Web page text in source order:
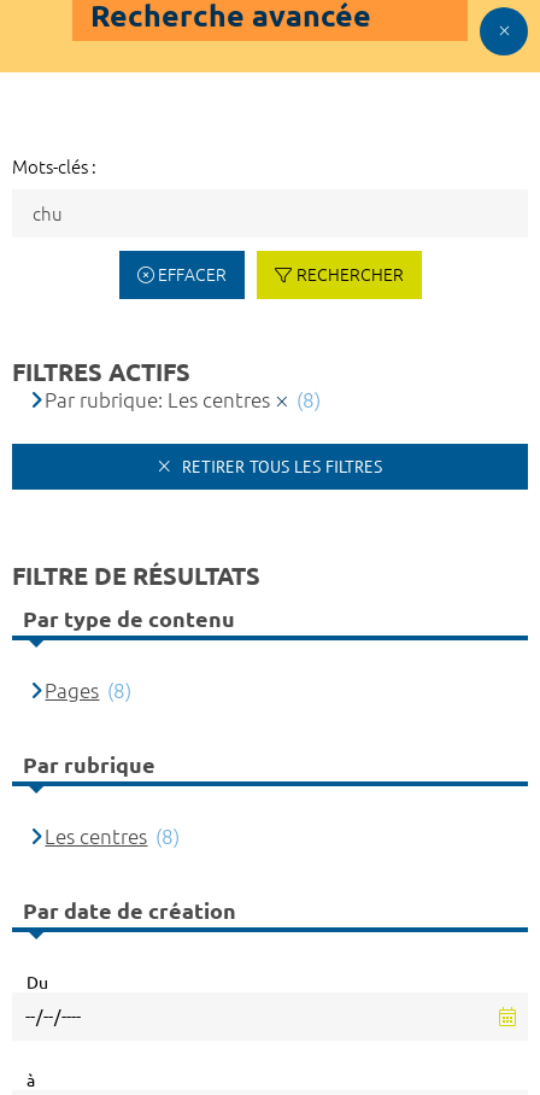
Recherche avancée
Mots-clés :
EFFACER RECHERCHER
FILTRES ACTIFS
Par rubrique: Les centres (8)
RETIRER TOUS LES FILTRES
FILTRE DE RÉSULTATS
Par type de contenu
Pages (8)
Par rubrique
Les centres (8)
Par date de création
Du
à